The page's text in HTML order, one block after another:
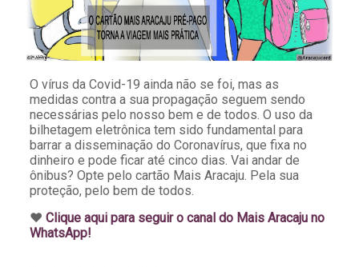
O vírus da Covid-19 ainda não se foi, mas as
medidas contra a sua propagação seguem sendo
necessárias pelo nosso bem e de todos. O uso da
bilhetagem eletrônica tem sido fundamental para
barrar a disseminação do Coronavírus, que fixa no
dinheiro e pode ficar até cinco dias. Vai andar de
ônibus? Opte pelo cartão Mais Aracaju. Pela sua
proteção, pelo bem de todos.
♥️ Clique aqui para seguir o canal do Mais Aracaju no
WhatsApp!